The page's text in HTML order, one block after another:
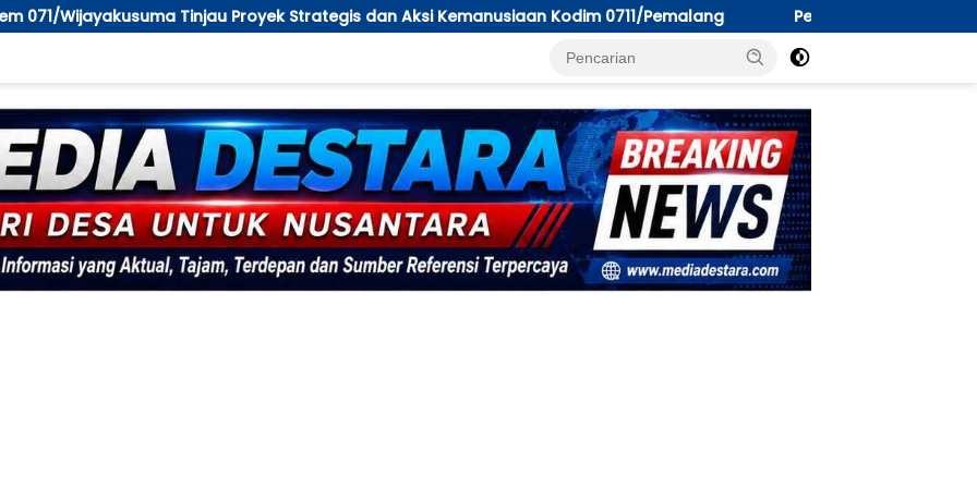
Strategis dan Aksi Kemanusiaan Kodim 0711/Pemalang Peksos Dinsos PM Tarakan; “Perilaku Seksual